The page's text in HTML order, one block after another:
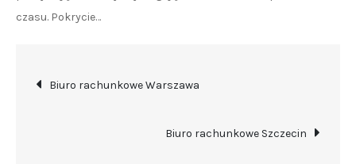
czasu. Pokrycie…
Nawigacja
Biuro rachunkowe Warszawa
Biuro rachunkowe Szczecin